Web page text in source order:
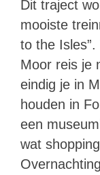
Dit traject
mooiste
to the
Moor reis je
eindig je in
houden in
een
wat